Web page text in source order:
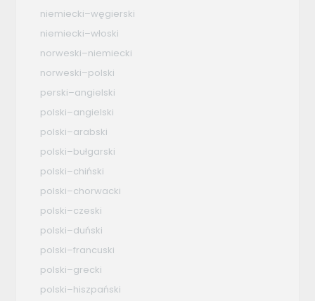
niemiecki–węgierski
niemiecki–włoski
norweski–niemiecki
norweski–polski
perski–angielski
polski–angielski
polski–arabski
polski–bułgarski
polski–chiński
polski–chorwacki
polski–czeski
polski–duński
polski–francuski
polski–grecki
polski–hiszpański